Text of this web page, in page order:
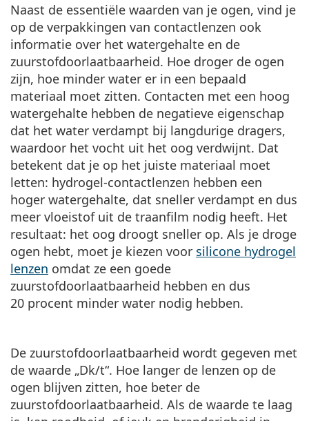
Naast de essentiële waarden van je ogen, vind je
op de verpakkingen van contactlenzen ook
informatie over het watergehalte en de
zuurstofdoorlaatbaarheid. Hoe droger de ogen
zijn, hoe minder water er in een bepaald
materiaal moet zitten. Contacten met een hoog
watergehalte hebben de negatieve eigenschap
dat het water verdampt bij langdurige dragers,
waardoor het vocht uit het oog verdwijnt. Dat
betekent dat je op het juiste materiaal moet
letten: hydrogel-contactlenzen hebben een
hoger watergehalte, dat sneller verdampt en dus
meer vloeistof uit de traanfilm nodig heeft. Het
resultaat: het oog droogt sneller op. Als je droge
ogen hebt, moet je kiezen voor silicone hydrogel
lenzen omdat ze een goede
zuurstofdoorlaatbaarheid hebben en dus
20 procent minder water nodig hebben.
De zuurstofdoorlaatbaarheid wordt gegeven met
de waarde „Dk/t“. Hoe langer de lenzen op de
ogen blijven zitten, hoe beter de
zuurstofdoorlaatbaarheid. Als de waarde te laag